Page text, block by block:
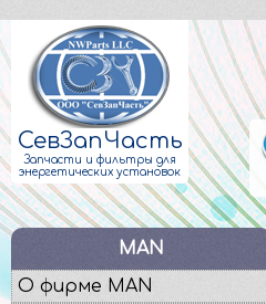
СевЗапЧасть
Запчасти и фильтры для
энергетических установок
MAN
О фирме MAN